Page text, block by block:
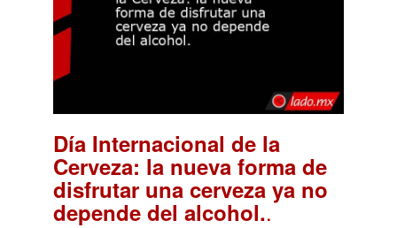
Día Internacional de la
Cerveza: la nueva forma de
disfrutar una cerveza ya no
depende del alcohol..